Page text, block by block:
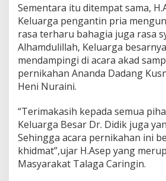
Sementara itu ditempat sama,
Keluarga pengantin pria
rasa terharu bahagia juga rasa
Alhamdulillah, Keluarga
mendampingi di acara akad
pernikahan Ananda Dadang
Heni Nuraini.
“Terimakasih kepada semua
Keluarga Besar Dr. Didik juga
Sehingga acara pernikahan ini
khidmat”,ujar H.Asep yang
Masyarakat Talaga Caringin.